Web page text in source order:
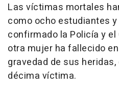
Las víctimas mortales
como ocho estudiantes
confirmado la Policía y el
otra mujer ha fallecido
gravedad de sus
décima víctima.